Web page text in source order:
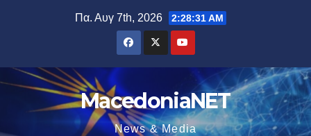
Πα. Αυγ 7th, 2026 2:28:32 AM
MacedoniaNET
News & Media